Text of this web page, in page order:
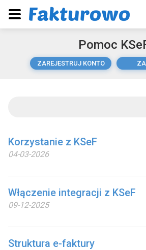
Pomoc
ZAREJESTRUJ KONTO
Korzystanie z KSeF
04-03-2026
Włączenie integracji z KSeF
09-12-2025
Struktura e-faktury